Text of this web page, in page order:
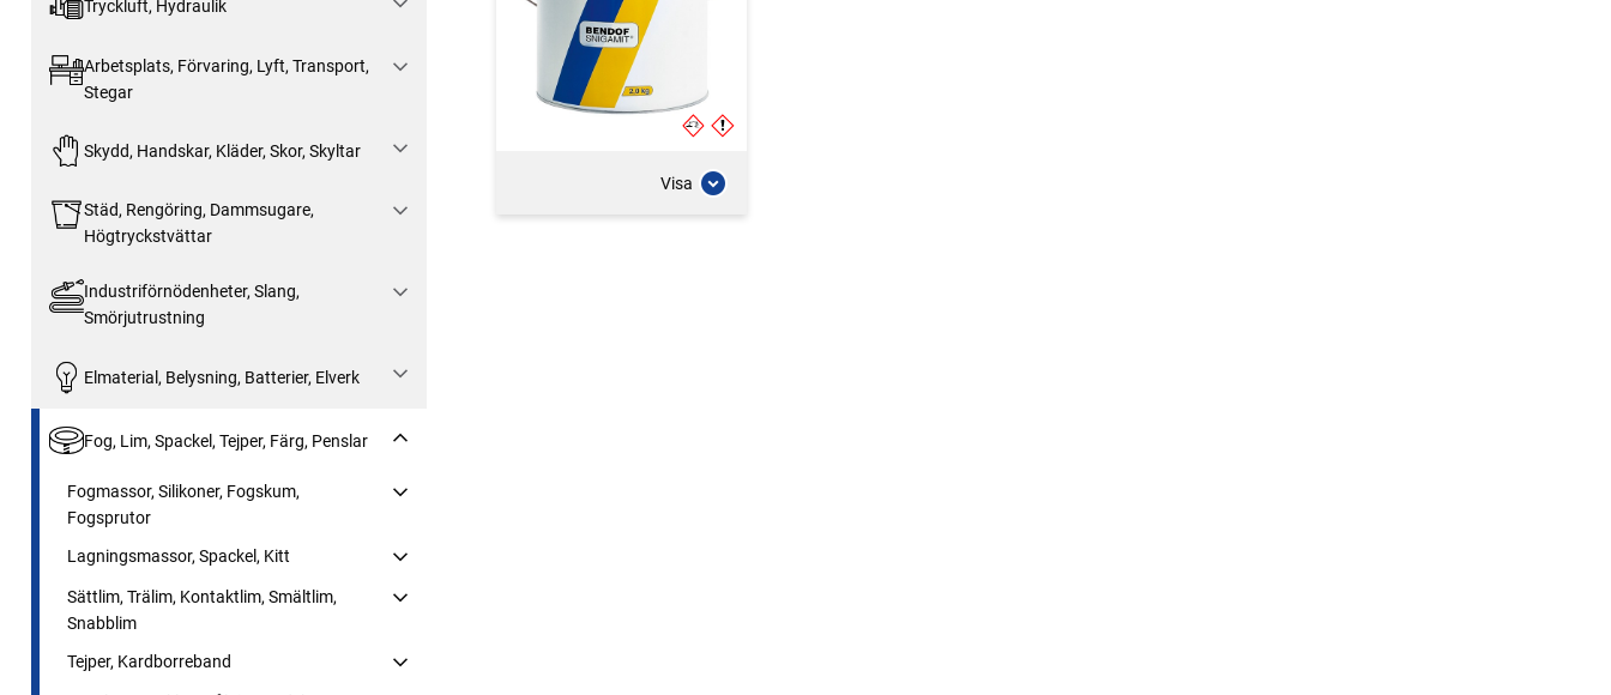
Tryckluft, Hydraulik
Arbetsplats, Förvaring, Lyft, Transport,
Stegar
Skydd, Handskar, Kläder, Skor, Skyltar
Städ, Rengöring, Dammsugare,
Högtryckstvättar
Industriförnödenheter, Slang,
Smörjutrustning
Elmaterial, Belysning, Batterier, Elverk
Fog, Lim, Spackel, Tejper, Färg, Penslar
Fogmassor, Silikoner, Fogskum,
Fogsprutor
Lagningsmassor, Spackel, Kitt
Sättlim, Trälim, Kontaktlim, Smältlim,
Snabblim
Tejper, Kardborreband
Visa